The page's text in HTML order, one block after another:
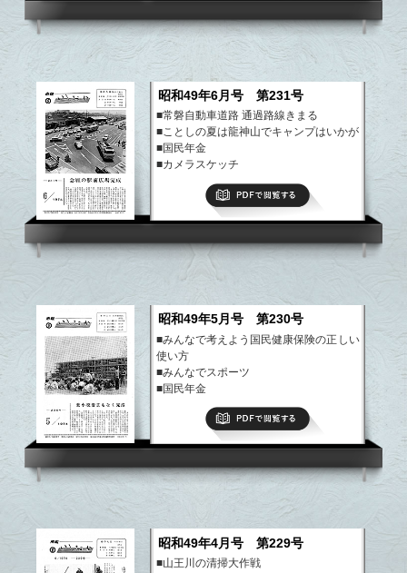
昭和49年6月号 第231号
■常磐自動車道路 通過路線きまる
■ことしの夏は龍神山でキャンプはいかが
■国民年金
■カメラスケッチ
昭和49年5月号 第230号
■みんなで考えよう国民健康保険の正しい
使い方
■みんなでスポーツ
■国民年金
■国体だより
PDFで閲覧する
昭和49年4月号 第229号
■山王川の清掃大作戦